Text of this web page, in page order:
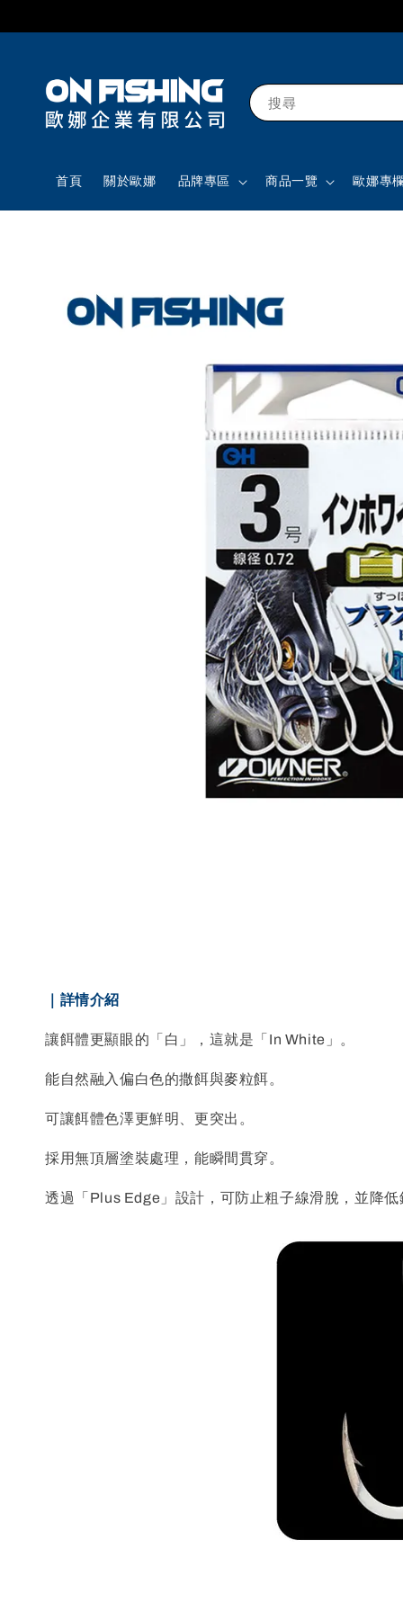
搜尋
首頁 關於歐娜 品牌專區 商品一覽 歐娜專
｜詳情介紹
讓餌體更顯眼的「白」，這就是「In White」。
能自然融入偏白色的撒餌與麥粒餌。
可讓餌體色澤更鮮明、更突出。
採用無頂層塗裝處理，能瞬間貫穿。
透過「Plus Edge」設計，可防止粗子線滑脫，並降